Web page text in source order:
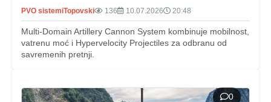
PVO sistemiTopovski 136 10.07.2026 20:48
Multi‑Domain Artillery Cannon System kombinuje mobilnost,
vatrenu moć i Hypervelocity Projectiles za odbranu od
savremenih pretnji.
0